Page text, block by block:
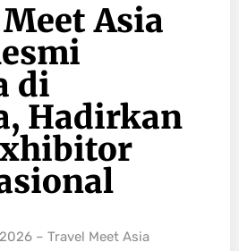
Asia
di
Hadirkan
– Travel Meet Asia